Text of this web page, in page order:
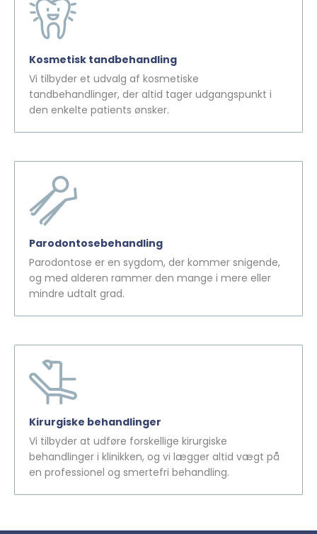
Kosmetisk tandbehandling
Vi tilbyder et udvalg af kosmetiske
tandbehandlinger, der altid tager udgangspunkt i
den enkelte patients ønsker.
Parodontosebehandling
Parodontose er en sygdom, der kommer snigende,
og med alderen rammer den mange i mere eller
mindre udtalt grad.
Kirurgiske behandlinger
Vi tilbyder at udføre forskellige kirurgiske
behandlinger i klinikken, og vi lægger altid vægt på
en professionel og smertefri behandling.